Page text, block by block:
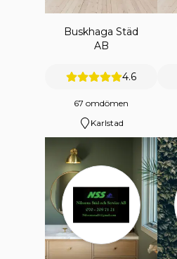
Buskhaga Städ
AB
4.6
67 omdömen
Karlstad